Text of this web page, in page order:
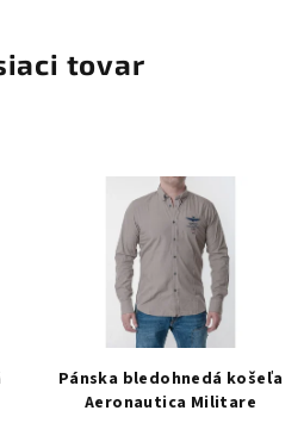
tovar
Pánska bledohnedá košeľa
Aeronautica Militare